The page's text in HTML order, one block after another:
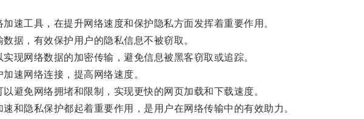
工具，在提升网络速度和保护隐私方面发挥着重要作用。
，有效保护用户的隐私信息不被窃取。
网络数据的加密传输，避免信息被黑客窃取或追踪。
网络连接，提高网络速度。
免网络拥堵和限制，实现更快的网页加载和下载速度。
隐私保护都起着重要作用，是用户在网络传输中的有效助力。